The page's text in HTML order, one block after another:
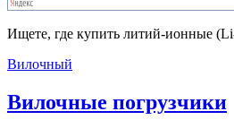
Ищете, где купить литий-ионные
Вилочный
Вилочные погрузчики